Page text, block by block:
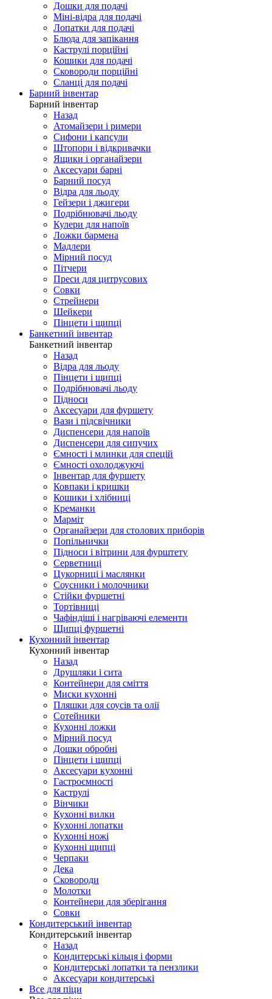
Дошки для подачі
Міні-відра для подачі
Лопатки для подачі
Блюда для запікання
Каструлі порційні
Кошики для подачі
Сковороди порційні
Сланці для подачі
Барний інвентар
Барний інвентар
Назад
Атомайзери і римери
Сифони і капсули
Штопори і відкривачки
Ящики і органайзери
Аксесуари барні
Барний посуд
Відра для льоду
Гейзери і джигери
Подрібнювачі льоду
Кулери для напоїв
Ложки бармена
Мадлери
Мірний посуд
Пітчери
Преси для цитрусових
Совки
Стрейнери
Шейкери
Пінцети і щипці
Банкетний інвентар
Банкетний інвентар
Назад
Відра для льоду
Пінцети і щипці
Подрібнювачі льоду
Підноси
Аксесуари для фуршету
Вази і підсвічники
Диспенсери для напоїв
Диспенсери для сипучих
Ємності і млинки для спецій
Ємності охолоджуючі
Інвентар для фуршету
Ковпаки і кришки
Кошики і хлібниці
Креманки
Марміт
Органайзери для столових приборів
Попільнички
Підноси і вітрини для фурштету
Серветниці
Цукорниці і маслянки
Соусники і молочники
Стійки фуршетні
Тортівниці
Чафіндіші і нагріваючі елементи
Щипці фуршетні
Кухонний інвентар
Кухонний інвентар
Назад
Друшляки і сита
Контейнери для сміття
Миски кухонні
Пляшки для соусів та олії
Сотейники
Кухонні ложки
Мірний посуд
Дошки обробні
Пінцети і щипці
Аксесуари кухонні
Гастроємності
Каструлі
Вінчики
Кухонні вилки
Кухонні лопатки
Кухонні ножі
Кухонні щипці
Черпаки
Дека
Сковороди
Молотки
Контейнери для зберігання
Совки
Кондитерський інвентар
Кондитерський інвентар
Назад
Кондитерські кільця і форми
Кондитерські лопатки та пензлики
Аксесуари кондитерські
Все для піци